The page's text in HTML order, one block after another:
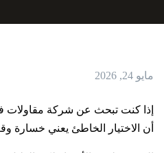
مايو 24, 2026
إذا كنت تبحث عن شركة مقاولات
أن الاختيار الخاطئ يعني خسارة